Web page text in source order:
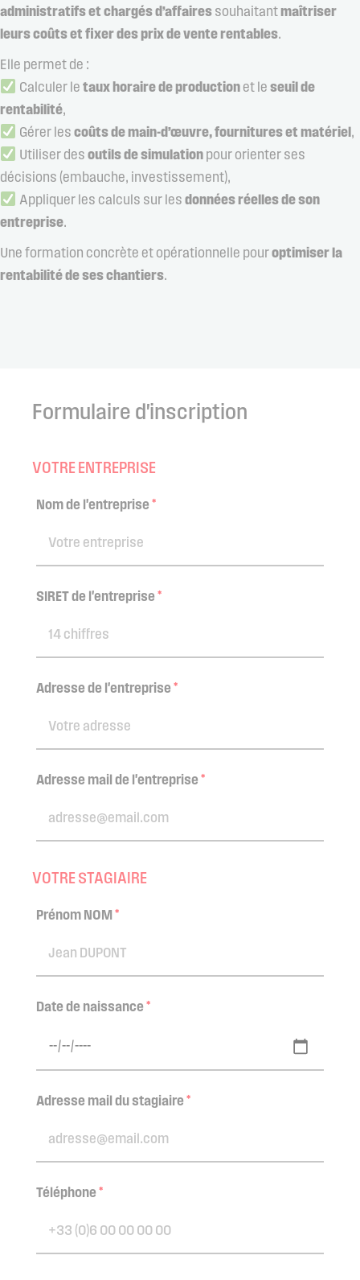
administratifs et chargés d’affaires souhaitantmaîtriser
leurs coûts et fixer des prix de vente rentables.
Elle permet de :
Calculer le taux horaire de productionet le seuil de
rentabilité,
Gérer les coûts de main-d’œuvre, fournitures et matériel,
Utiliser des outils de simulationpour orienter ses
décisions (embauche, investissement),
Appliquer les calculs sur les données réelles de son
entreprise.
Une formation concrète et opérationnelle pouroptimiser la
rentabilité de ses chantiers.
Formulaire d'inscription
VOTRE ENTREPRISE
Nom de l'entreprise*
SIRET de l'entreprise*
Adresse de l'entreprise*
Adresse mail de l'entreprise*
VOTRE STAGIAIRE
Prénom NOM*
Date de naissance*
Adresse mail du stagiaire*
Téléphone*